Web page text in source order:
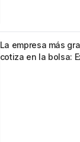
La empresa más
cotiza en la bolsa: